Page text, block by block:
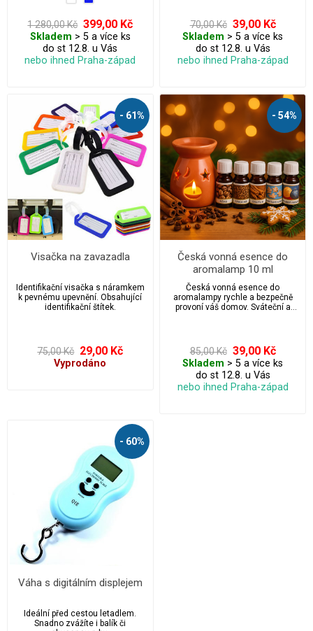
1 280,00 Kč 399,00 Kč
Skladem > 5 a více ks
do st 12.8. u Vás
nebo ihned Praha-západ
zároveň podporujete své zdraví a
zdraví Českých firem.
70,00 Kč 39,00 Kč
Skladem > 5 a více ks
do st 12.8. u Vás
nebo ihned Praha-západ
- 61%
Visačka na zavazadla
Identifikační visačka s náramkem
k pevnému upevnění. Obsahující
identifikační štítek.
75,00 Kč 29,00 Kč
Vyprodáno
- 54%
Česká vonná esence do
aromalamp 10 ml
Česká vonná esence do
aromalampy rychle a bezpečně
provoní váš domov. Sváteční a
– vytvářejí útulnou atmosféru na
každý den i na Vánoce. Stačí pár
kapek do misky s vodou a
intenzitu si snadno upravíte podle
počtu kapek.
85,00 Kč 39,00 Kč
Skladem > 5 a více ks
do st 12.8. u Vás
nebo ihned Praha-západ
- 60%
Váha s digitálním displejem
Ideální před cestou letadlem.
Snadno zvážíte i balík či